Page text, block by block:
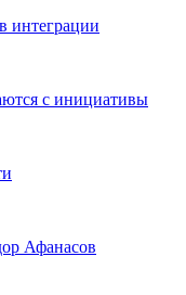
с инициативы
Афанасов